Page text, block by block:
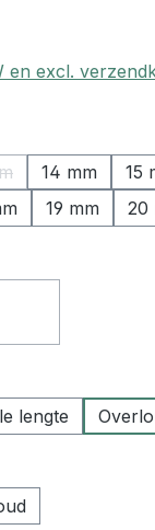
en excl.
optie is
14 mm 15
19 mm 20
lengte